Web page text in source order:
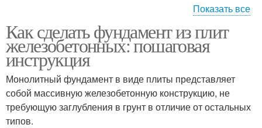
Плиты на пучнистых
грунтах
Фундамент из плит
Показать все
Как сделать фундамент из плит
железобетонных: пошаговая
инструкция
Монолитный фундамент в виде плиты представляет
собой массивную железобетонную конструкцию, не
требующую заглубления в грунт в отличие от остальных
типов.